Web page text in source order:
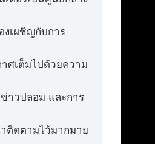
งเผชิญกับการ
ศเต็มไปด้วยความ
าวปลอม และการ
ติดตามไว้มากมาย